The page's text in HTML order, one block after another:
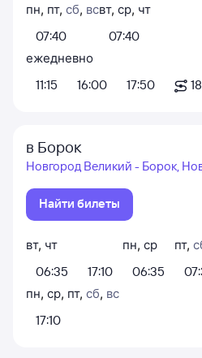
пн, пт, сб, вс
07:40
вт, ср, чт
07:40
ежедневно
11:15
16:00 17:50
в Борок
Новгород Великий - Борок,
Найти билеты
вт, чт
06:35
17:10
пн, ср
06:35
пт,
пн, ср, пт, сб, вс
17:10